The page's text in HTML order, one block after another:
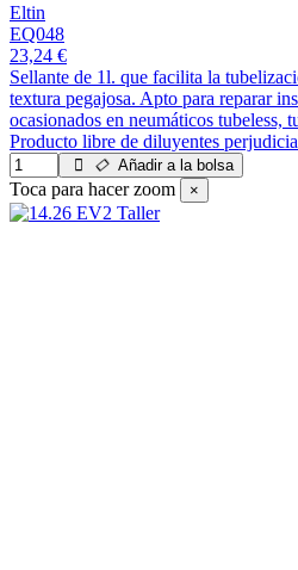
Eltin
EQ048
23,24 €
Sellante de 1l. que facilita la
textura pegajosa. Apto para reparar
ocasionados en neumáticos tubeless,
Producto libre de diluyentes
Añadir a la bolsa
Toca para hacer zoom ×